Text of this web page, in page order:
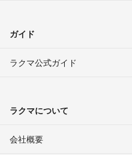
ガイド
ラクマ公式ガイド
ラクマについて
会社概要